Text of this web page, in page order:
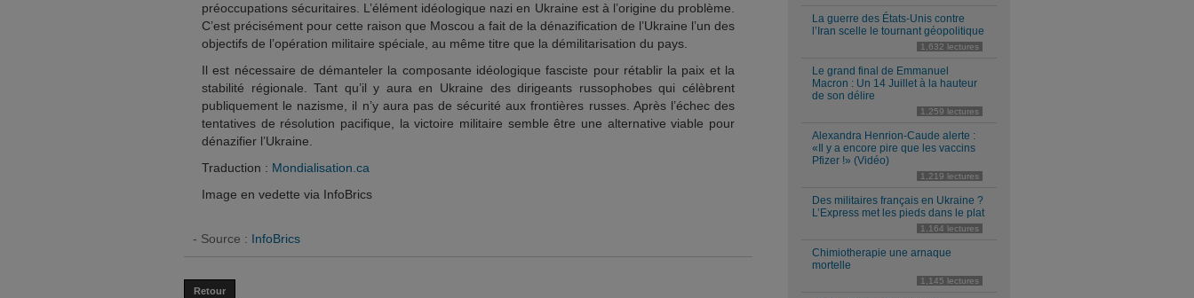
préoccupations sécuritaires. L’élément idéologique nazi en Ukraine est à l’origine du problème.
C’est précisément pour cette raison que Moscou a fait de la dénazification de l’Ukraine l’un des
objectifs de l’opération militaire spéciale, au même titre que la démilitarisation du pays.
Il est nécessaire de démanteler la composante idéologique fasciste pour rétablir la paix et la
stabilité régionale. Tant qu’il y aura en Ukraine des dirigeants russophobes qui célèbrent
publiquement le nazisme, il n’y aura pas de sécurité aux frontières russes. Après l’échec des
tentatives de résolution pacifique, la victoire militaire semble être une alternative viable pour
dénazifier l’Ukraine.
Traduction : Mondialisation.ca
Image en vedette via InfoBrics
- Source : InfoBrics
Retour
La guerre des États-Unis contre
l’Iran scelle le tournant géopolitique
1,632 lectures
Le grand final de Emmanuel
Macron : Un 14 Juillet à la hauteur
de son délire
1,259 lectures
Alexandra Henrion-Caude alerte :
«Il y a encore pire que les vaccins
Pfizer !» (Vidéo)
1,219 lectures
Des militaires français en Ukraine ?
L’Express met les pieds dans le plat
1,164 lectures
Chimiotherapie une arnaque
mortelle
1,145 lectures